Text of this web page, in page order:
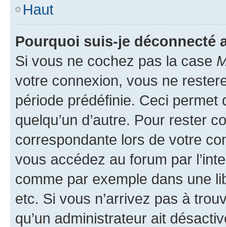
Haut
Pourquoi suis-je déconnecté
Si vous ne cochez pas la case
votre connexion, vous ne
période prédéfinie. Ceci permet
quelqu’un d’autre. Pour rester
correspondante lors de votre
vous accédez au forum par
comme par exemple dans une
etc. Si vous n’arrivez pas à
qu’un administrateur ait